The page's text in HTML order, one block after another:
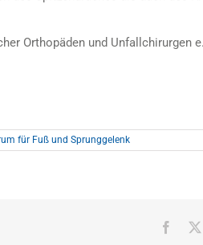
Orthopäden und Unfallchirurgen
für Fuß und Sprunggelenk